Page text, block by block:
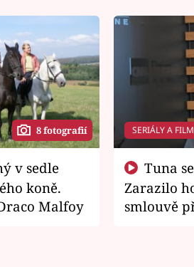
8 fotografií
koně.
Malfoy
SERIÁLY A
Zarazilo
smlouvě